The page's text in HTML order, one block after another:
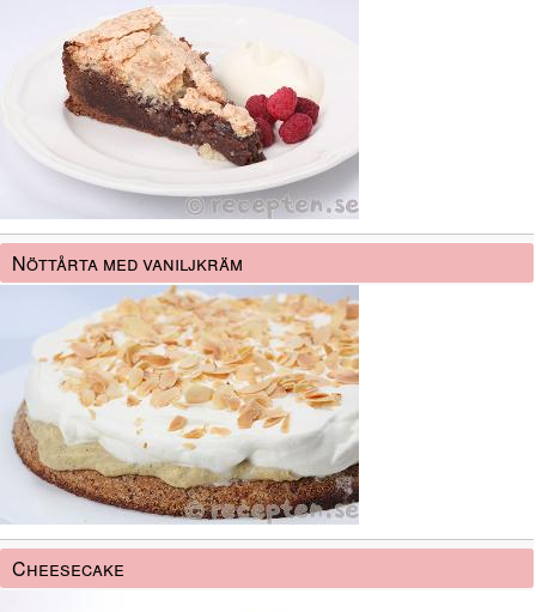
Nöttårta med vaniljkräm
Cheesecake